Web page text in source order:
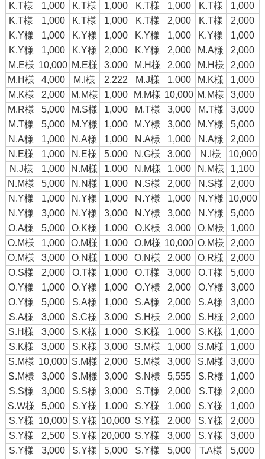
K.T様
1,000 K.T様 1,000 K.T様 1,000 K.T様
1,000
K.T様
1,000 K.T様 1,000 K.T様 2,000 K.T様
2,000
K.Y様
1,000 K.Y様 1,000 K.Y様 1,000 K.Y様
1,000
K.Y様
1,000 K.Y様 2,000 K.Y様 2,000 M.A様
2,000
M.E様 10,000 M.E様 3,000 M.H様 2,000 M.H様
2,000
M.H様
4,000 M.I様 2,222 M.J様 1,000 M.K様
1,000
M.K様
2,000 M.M様 1,000 M.M様 10,000 M.M様
3,000
M.R様
5,000 M.S様 1,000 M.T様 3,000 M.T様
3,000
M.T様
5,000 M.Y様 1,000 M.Y様 3,000 M.Y様
5,000
N.A様
1,000 N.A様 1,000 N.A様 1,000 N.A様
2,000
N.E様
1,000 N.E様 5,000 N.G様 3,000 N.I様
10,000
N.J様
1,000 N.M様 1,000 N.M様 1,000 N.M様
1,100
N.M様
5,000 N.N様 1,000 N.S様 2,000 N.S様
2,000
N.Y様
1,000 N.Y様 1,000 N.Y様 1,000 N.Y様 10,000
N.Y様
3,000 N.Y様 3,000 N.Y様 3,000 N.Y様
5,000
O.A様
5,000 O.K様 1,000 O.K様 3,000 O.M様
1,000
O.M様
1,000 O.M様 1,000 O.M様 10,000 O.M様
2,000
O.M様
3,000 O.N様 1,000 O.N様 2,000 O.R様
2,000
O.S様
2,000 O.T様 1,000 O.T様 3,000 O.T様
5,000
O.Y様
1,000 O.Y様 1,000 O.Y様 2,000 O.Y様
3,000
O.Y様
5,000 S.A様 1,000 S.A様 2,000 S.A様
3,000
S.A様
3,000 S.C様 3,000 S.H様 2,000 S.H様
2,000
S.H様
3,000 S.K様 1,000 S.K様 1,000 S.K様
1,000
S.K様
3,000 S.K様 3,000 S.M様 1,000 S.M様
1,000
S.M様 10,000 S.M様 2,000 S.M様 3,000 S.M様
3,000
S.M様
3,000 S.M様 3,000 S.N様 5,555 S.R様
1,000
S.S様
3,000 S.S様 3,000 S.T様 2,000 S.T様
2,000
S.W様
5,000 S.Y様 1,000 S.Y様 1,000 S.Y様
1,000
S.Y様 10,000 S.Y様 10,000 S.Y様 2,000 S.Y様
2,000
S.Y様
2,500 S.Y様 20,000 S.Y様 3,000 S.Y様
3,000
S.Y様
3,000 S.Y様 5,000 S.Y様 5,000 T.A様
5,000